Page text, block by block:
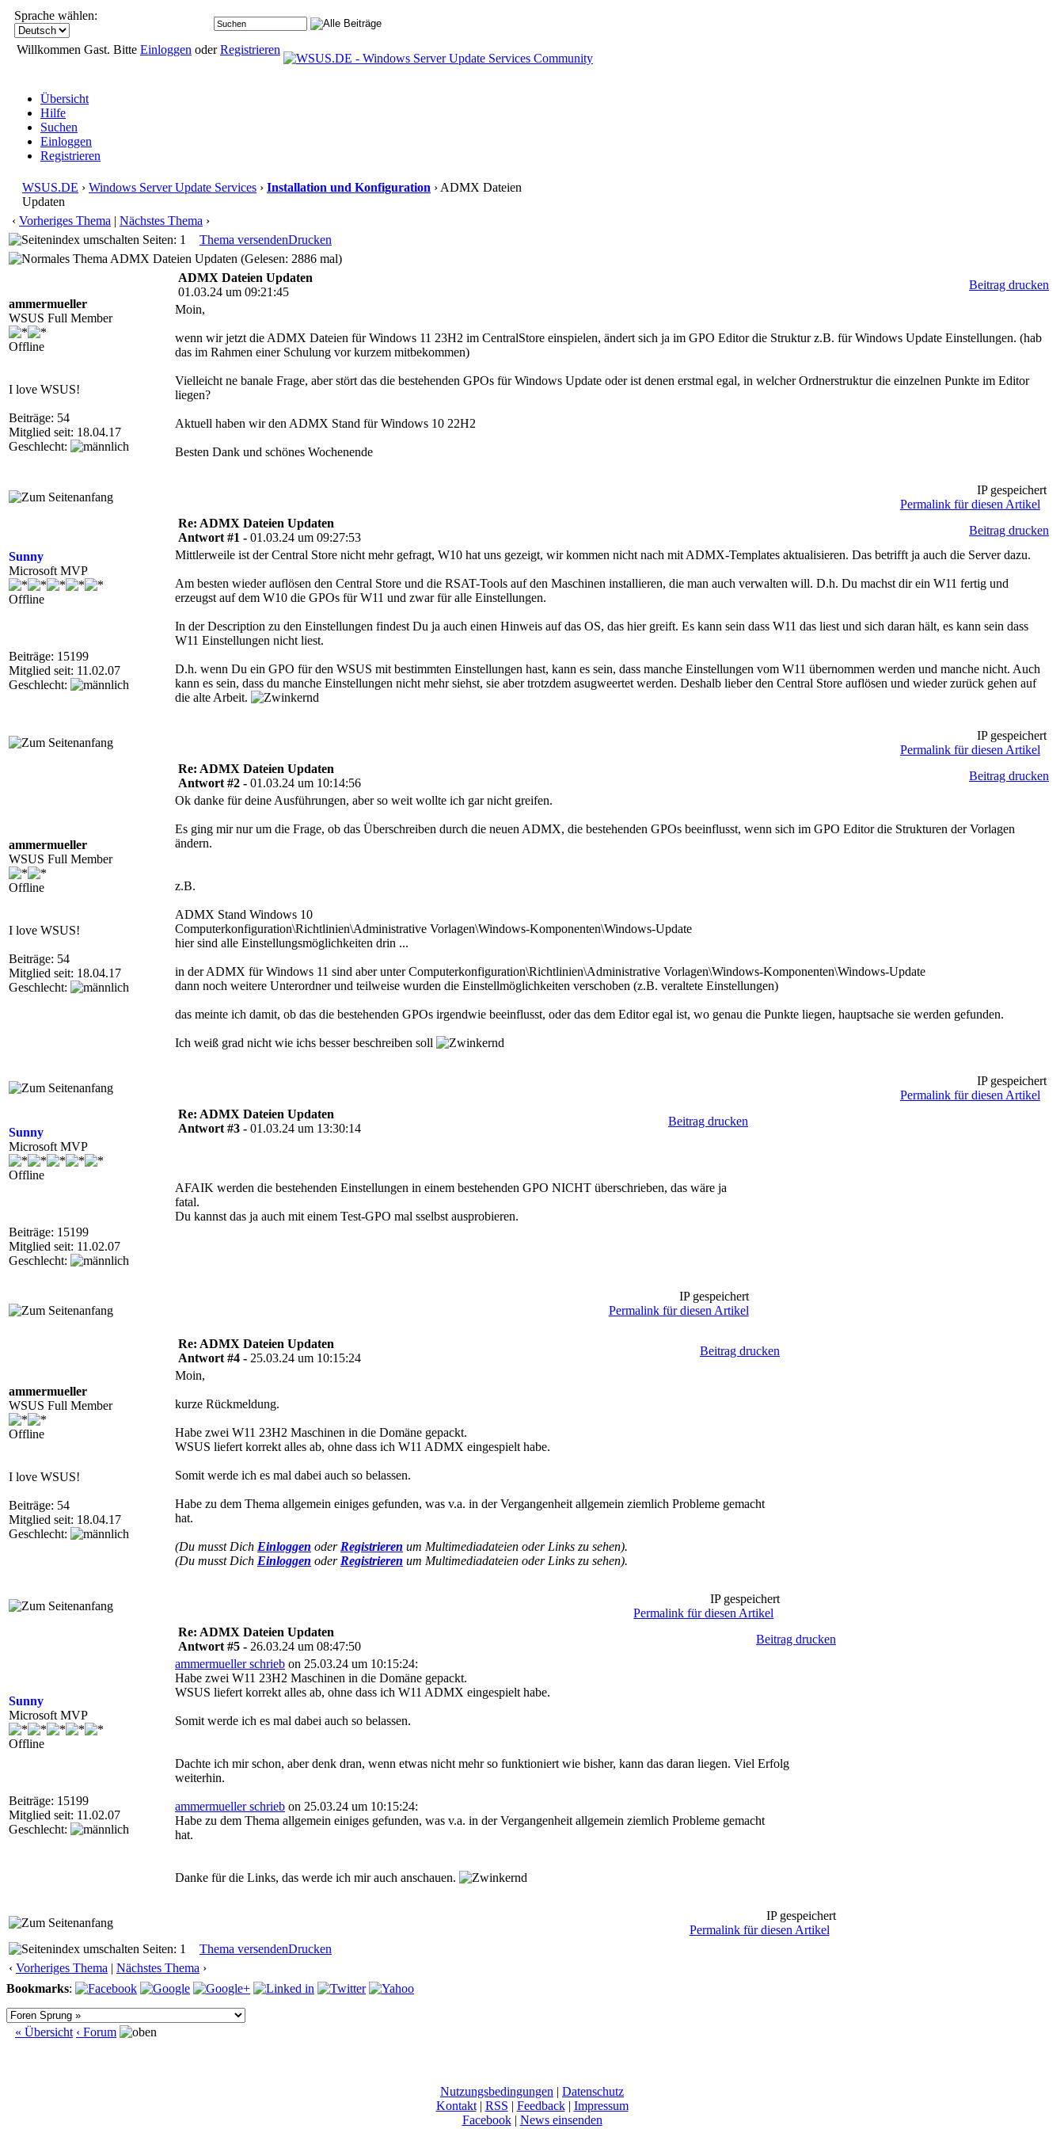
Sprache wählen:
Willkommen Gast. Bitte Einloggen oderRegistrieren
Übersicht
Hilfe
Suchen
Einloggen
Registrieren
WSUS.DE › Windows Server Update Services › Installation und Konfiguration › ADMX Dateien
Updaten
‹ Vorheriges Thema | Nächstes Thema ›
Seiten: 1
Thema versendenDrucken
ADMX Dateien Updaten (Gelesen: 2886 mal)
ammermueller
WSUS Full Member
Offline
I love WSUS!
Beiträge: 54
Mitglied seit: 18.04.17
Geschlecht:
ADMX Dateien Updaten
01.03.24 um 09:21:45
Beitrag drucken
Moin,
wenn wir jetzt die ADMX Dateien für Windows 11 23H2 im CentralStore einspielen, ändert sich ja im GPO Editor die Struktur z.B. für Windows Update Einstellungen. (hab
das im Rahmen einer Schulung vor kurzem mitbekommen)
Vielleicht ne banale Frage, aber stört das die bestehenden GPOs für Windows Update oder ist denen erstmal egal, in welcher Ordnerstruktur die einzelnen Punkte im Editor
liegen?
Aktuell haben wir den ADMX Stand für Windows 10 22H2
Besten Dank und schönes Wochenende
IP gespeichert
Permalink für diesen Artikel
Sunny
Microsoft MVP
Offline
Beiträge: 15199
Mitglied seit: 11.02.07
Geschlecht:
Re: ADMX Dateien Updaten
Antwort #1 - 01.03.24 um 09:27:53
Beitrag drucken
Mittlerweile ist der Central Store nicht mehr gefragt, W10 hat uns gezeigt, wir kommen nicht nach mit ADMX-Templates aktualisieren. Das betrifft ja auch die Server dazu.
Am besten wieder auflösen den Central Store und die RSAT-Tools auf den Maschinen installieren, die man auch verwalten will. D.h. Du machst dir ein W11 fertig und
erzeugst auf dem W10 die GPOs für W11 und zwar für alle Einstellungen.
In der Description zu den Einstellungen findest Du ja auch einen Hinweis auf das OS, das hier greift. Es kann sein dass W11 das liest und sich daran hält, es kann sein dass
W11 Einstellungen nicht liest.
D.h. wenn Du ein GPO für den WSUS mit bestimmten Einstellungen hast, kann es sein, dass manche Einstellungen vom W11 übernommen werden und manche nicht. Auch
kann es sein, dass du manche Einstellungen nicht mehr siehst, sie aber trotzdem asugweertet werden. Deshalb lieber den Central Store auflösen und wieder zurück gehen auf
die alte Arbeit.
IP gespeichert
Permalink für diesen Artikel
ammermueller
WSUS Full Member
Offline
I love WSUS!
Beiträge: 54
Mitglied seit: 18.04.17
Geschlecht:
Re: ADMX Dateien Updaten
Antwort #2 - 01.03.24 um 10:14:56
Beitrag drucken
Ok danke für deine Ausführungen, aber so weit wollte ich gar nicht greifen.
Es ging mir nur um die Frage, ob das Überschreiben durch die neuen ADMX, die bestehenden GPOs beeinflusst, wenn sich im GPO Editor die Strukturen der Vorlagen
ändern.
z.B.
ADMX Stand Windows 10
Computerkonfiguration\Richtlinien\Administrative Vorlagen\Windows-Komponenten\Windows-Update
hier sind alle Einstellungsmöglichkeiten drin ...
in der ADMX für Windows 11 sind aber unter Computerkonfiguration\Richtlinien\Administrative Vorlagen\Windows-Komponenten\Windows-Update
dann noch weitere Unterordner und teilweise wurden die Einstellmöglichkeiten verschoben (z.B. veraltete Einstellungen)
das meinte ich damit, ob das die bestehenden GPOs irgendwie beeinflusst, oder das dem Editor egal ist, wo genau die Punkte liegen, hauptsache sie werden gefunden.
Ich weiß grad nicht wie ichs besser beschreiben soll
IP gespeichert
Permalink für diesen Artikel
Sunny
Microsoft MVP
Offline
Beiträge: 15199
Mitglied seit: 11.02.07
Geschlecht:
Re: ADMX Dateien Updaten
Antwort #3 - 01.03.24 um 13:30:14
Beitrag drucken
AFAIK werden die bestehenden Einstellungen in einem bestehenden GPO NICHT überschrieben, das wäre ja
fatal.
Du kannst das ja auch mit einem Test-GPO mal sselbst ausprobieren.
IP gespeichert
Permalink für diesen Artikel
ammermueller
WSUS Full Member
Offline
I love WSUS!
Beiträge: 54
Mitglied seit: 18.04.17
Geschlecht:
Re: ADMX Dateien Updaten
Antwort #4 - 25.03.24 um 10:15:24
Beitrag drucken
Moin,
kurze Rückmeldung.
Habe zwei W11 23H2 Maschinen in die Domäne gepackt.
WSUS liefert korrekt alles ab, ohne dass ich W11 ADMX eingespielt habe.
Somit werde ich es mal dabei auch so belassen.
Habe zu dem Thema allgemein einiges gefunden, was v.a. in der Vergangenheit allgemein ziemlich Probleme gemacht
hat.
(Du musst Dich Einloggen oder Registrieren um Multimediadateien oder Links zu sehen).
(Du musst Dich Einloggen oder Registrieren um Multimediadateien oder Links zu sehen).
IP gespeichert
Permalink für diesen Artikel
Sunny
Microsoft MVP
Offline
Beiträge: 15199
Mitglied seit: 11.02.07
Geschlecht:
Re: ADMX Dateien Updaten
Antwort #5 - 26.03.24 um 08:47:50
Beitrag drucken
ammermueller schrieb on 25.03.24 um 10:15:24:
Habe zwei W11 23H2 Maschinen in die Domäne gepackt.
WSUS liefert korrekt alles ab, ohne dass ich W11 ADMX eingespielt habe.
Somit werde ich es mal dabei auch so belassen.
Dachte ich mir schon, aber denk dran, wenn etwas nicht mehr so funktioniert wie bisher, kann das daran liegen. Viel Erfolg
weiterhin.
ammermueller schrieb on 25.03.24 um 10:15:24:
Habe zu dem Thema allgemein einiges gefunden, was v.a. in der Vergangenheit allgemein ziemlich Probleme gemacht
hat.
Danke für die Links, das werde ich mir auch anschauen.
IP gespeichert
Permalink für diesen Artikel
Seiten: 1
Thema versendenDrucken
‹ Vorheriges Thema | Nächstes Thema ›
Bookmarks:
« Übersicht ‹ Forum
Nutzungsbedingungen | Datenschutz
Kontakt| RSS | Feedback| Impressum
Facebook| News einsenden